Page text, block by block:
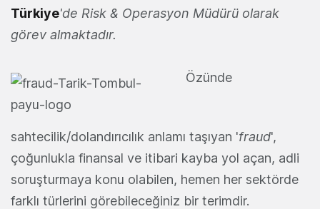
Türkiye'de Risk & Operasyon Müdürü olarak
görev almaktadır.
Özünde
sahtecilik/dolandırıcılık anlamı taşıyan 'fraud',
çoğunlukla finansal ve itibari kayba yol açan, adli
soruşturmaya konu olabilen, hemen her sektörde
farklı türlerini görebileceğiniz bir terimdir.